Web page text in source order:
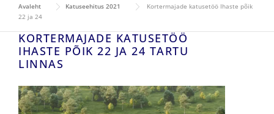
Avaleht Katuseehitus 2021
Kortermajade katusetöö Ihaste põik
22 ja 24
KORTERMAJADE KATUSETÖÖ
IHASTE PÕIK 22 JA 24 TARTU
LINNAS